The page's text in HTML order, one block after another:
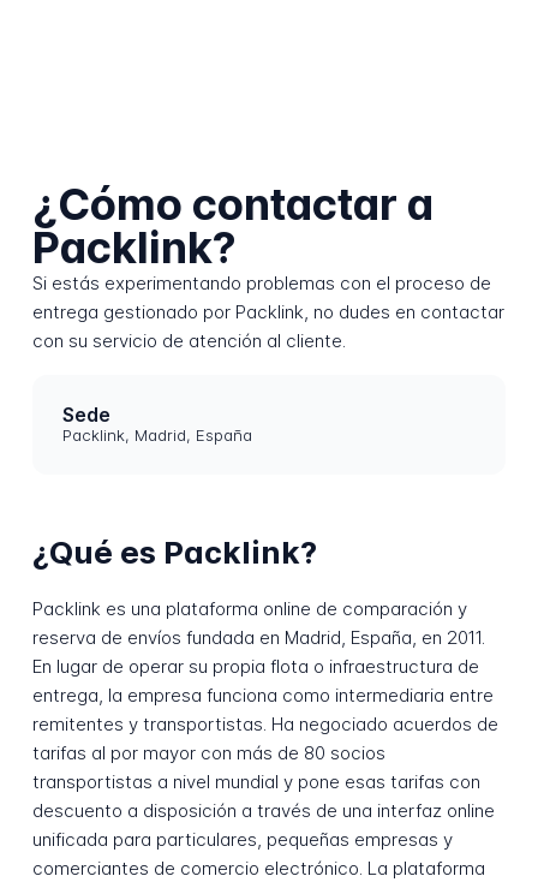
¿Cómo contactar a
Packlink?
Si estás experimentando problemas con el proceso de
entrega gestionado por Packlink, no dudes en contactar
con su servicio de atención al cliente.
Sede
Packlink, Madrid, España
¿Qué es Packlink?
Packlink es una plataforma online de comparación y
reserva de envíos fundada en Madrid, España, en 2011.
En lugar de operar su propia flota o infraestructura de
entrega, la empresa funciona como intermediaria entre
remitentes y transportistas. Ha negociado acuerdos de
tarifas al por mayor con más de 80 socios
transportistas a nivel mundial y pone esas tarifas con
descuento a disposición a través de una interfaz online
unificada para particulares, pequeñas empresas y
comerciantes de comercio electrónico. La plataforma